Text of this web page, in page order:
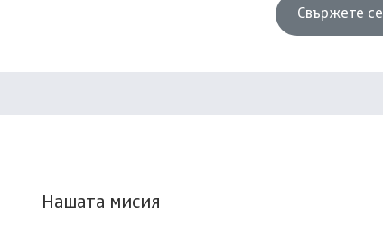
Свържете се
Нашата мисия